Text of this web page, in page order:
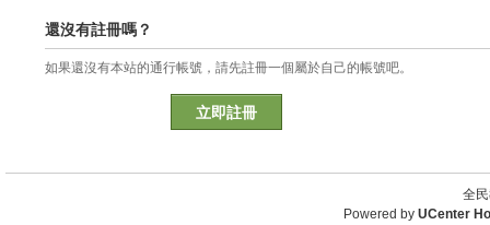
還沒有註冊嗎？
如果還沒有本站的通行帳號，請先註冊一個屬於自己的帳號吧。
立即註冊
全
Powered by UCenter